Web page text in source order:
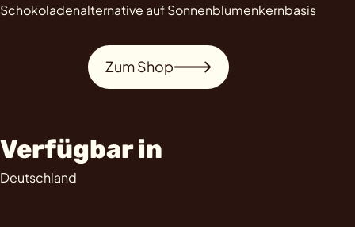
Schokoladenalternative auf Sonnenblumenkernbasis
Zum Shop
Verfügbar in
Deutschland